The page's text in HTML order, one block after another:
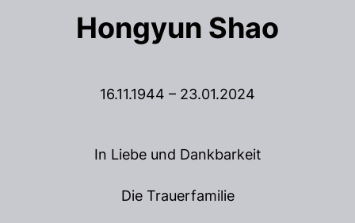
Hongyun Shao
16.11.1944 – 23.01.2024
In Liebe und Dankbarkeit
Die Trauerfamilie